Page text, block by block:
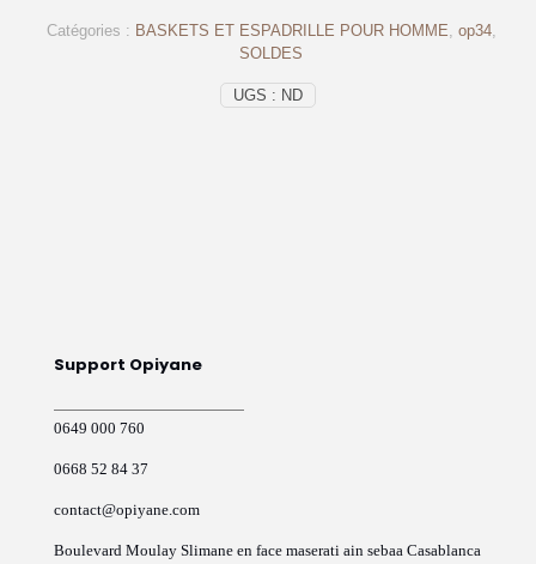
Bleu
UGS : ND
Catégories : BASKETS ET ESPADRILLE POUR HOMME op34,
SOLDES
Support Opiyane
0649 000 760
0668 52 84 37
contact@opiyane.com
Boulevard Moulay Slimane en face maserati ain sebaa Casablanca